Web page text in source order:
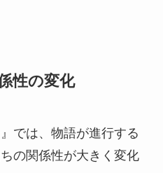
性の変化
では、物語が進行する
の関係性が大きく変化